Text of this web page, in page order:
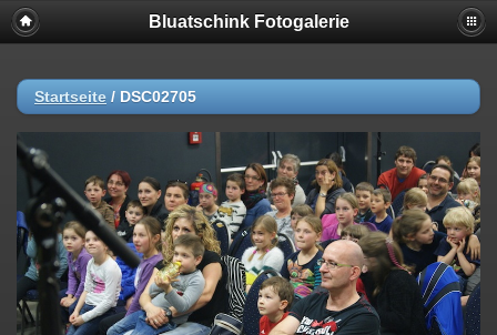
Bluatschink Fotogalerie
Startseite / DSC02705